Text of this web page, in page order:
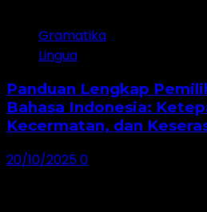
Gramatika
Lingua
Panduan Lengkap
Bahasa Indonesia:
Kecermatan, dan
20/10/20250